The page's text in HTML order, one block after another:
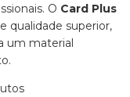
O Card Plus
qualidade superior,
um material